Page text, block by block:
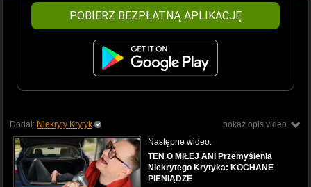
POBIERZ BEZPŁATNĄ APLIKACJĘ
pokaż opis video
Dodał: Niekryty Krytyk
Następne wideo:
TEN O MIŁEJ ANI Przemyślenia
Niekrytego Krytyka: KOCHANE
PIENIĄDZE